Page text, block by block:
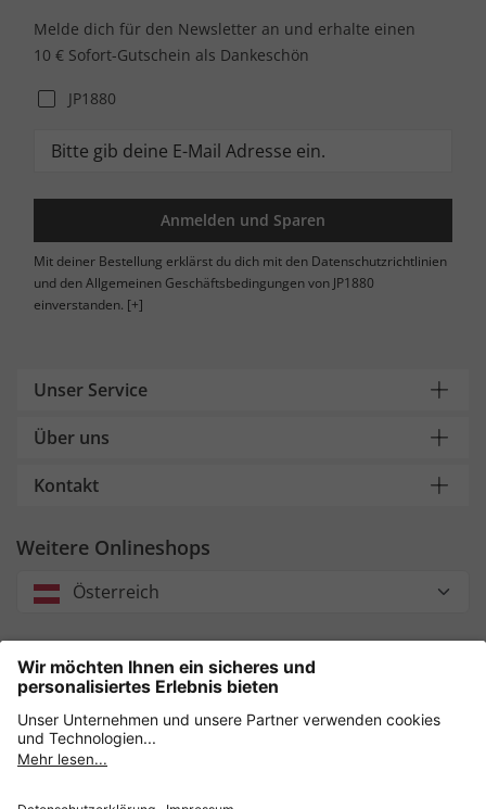
Melde dich für den Newsletter an und erhalte einen
10 € Sofort-Gutschein als Dankeschön
JP1880
Anmelden und Sparen
Mit deiner Bestellung erklärst du dich mit den Datenschutzrichtlinien
und den Allgemeinen Geschäftsbedingungen von JP1880
einverstanden. [+]
Unser Service
Über uns
Kontakt
Weitere Onlineshops
Österreich
Unsere Zahlungsarten
Sicher einkaufen mit